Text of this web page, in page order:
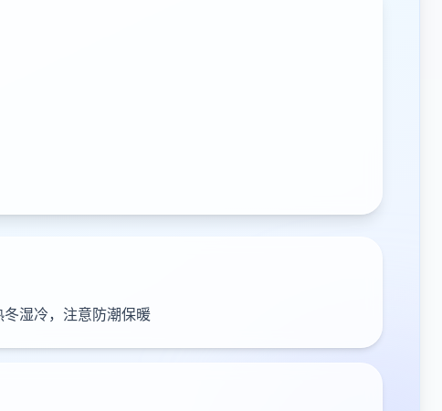
湿冷，注意防潮保暖